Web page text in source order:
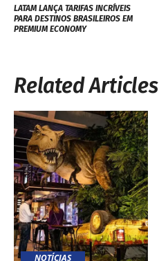
LATAM LANÇA TARIFAS INCRÍVEIS
PARA DESTINOS BRASILEIROS EM
PREMIUM ECONOMY
Related Articles
NOTÍCIAS